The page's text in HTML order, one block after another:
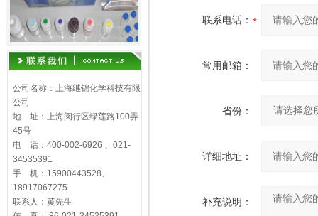
公司名称：上海继锦化学科技有限
公司
地 址：上海闵行区绿莲路100弄
45号
电 话：400-002-6926 、021-
34535391
手 机：15900443528、
18917067275
联系人：黄先生
联系电话：
常用邮箱：
省份：
详细地址：
补充说明：